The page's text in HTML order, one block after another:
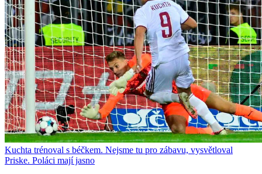
Kuchta trénoval s béčkem. Nejsme tu pro zábavu, vysvětloval
Priske. Poláci mají jasno